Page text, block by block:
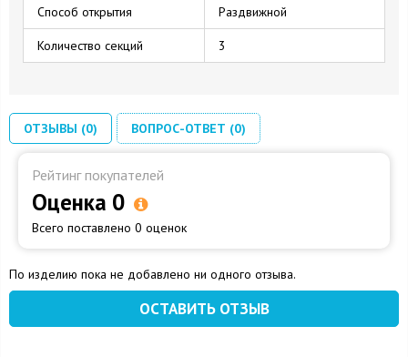
Способ открытия Раздвижной
Количество секций 3
ОТЗЫВЫ (0) ВОПРОС-ОТВЕТ (0)
Рейтинг покупателей
Оценка 0
Всего поставлено 0 оценок
По изделию пока не добавлено ни одного отзыва.
ОСТАВИТЬ ОТЗЫВ